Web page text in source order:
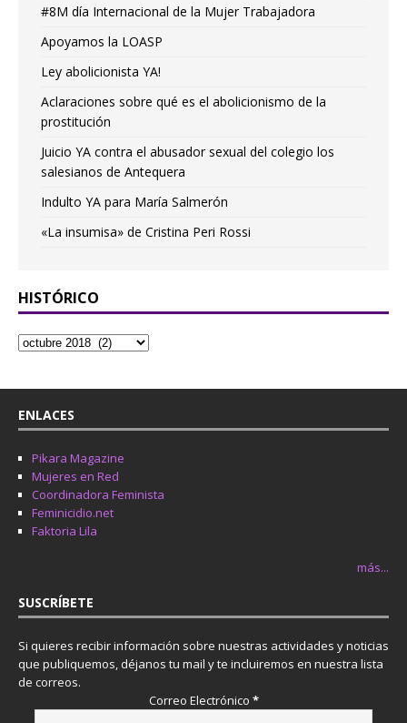
#8M día Internacional de la Mujer Trabajadora
Apoyamos la LOASP
Ley abolicionista YA!
Aclaraciones sobre qué es el abolicionismo de la
prostitución
Juicio YA contra el abusador sexual del colegio los
salesianos de Antequera
Indulto YA para María Salmerón
«La insumisa» de Cristina Peri Rossi
HISTÓRICO
ENLACES
Pikara Magazine
Mujeres en Red
Coordinadora Feminista
Feminicidio.net
Faktoria Lila
más...
SUSCRÍBETE
Si quieres recibir información sobre nuestras actividades y noticias
que publiquemos, déjanos tu mail y te incluiremos en nuestra lista
de correos.
Correo Electrónico *